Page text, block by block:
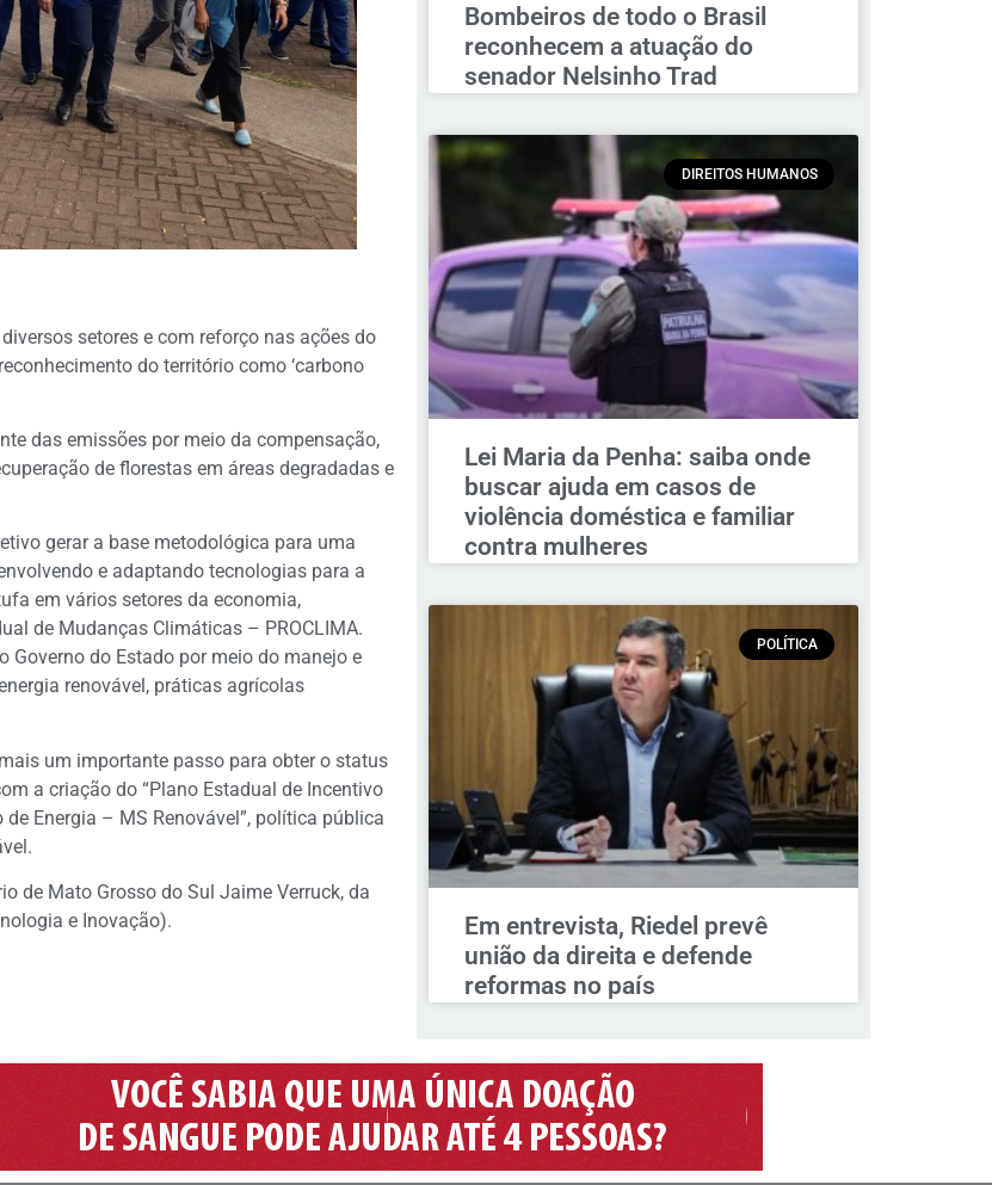
setores e com reforço nas ações do
do território como ‘carbono
das emissões por meio da compensação,
de florestas em áreas degradadas e
gerar a base metodológica para uma
e adaptando tecnologias para a
em vários setores da economia,
de Mudanças Climáticas – PROCLIMA.
Governo do Estado por meio do manejo e
renovável, práticas agrícolas
um importante passo para obter o status
a criação do “Plano Estadual de Incentivo
Energia – MS Renovável”, política pública
de Mato Grosso do Sul Jaime Verruck, da
e Inovação).
Bombeiros de todo o Brasil
reconhecem a atuação do
senador Nelsinho Trad
DIREITOS HUMANOS
Lei Maria da Penha: saiba onde
buscar ajuda em casos de
violência doméstica e familiar
contra mulheres
POLÍTICA
Em entrevista, Riedel prevê
união da direita e defende
reformas no país